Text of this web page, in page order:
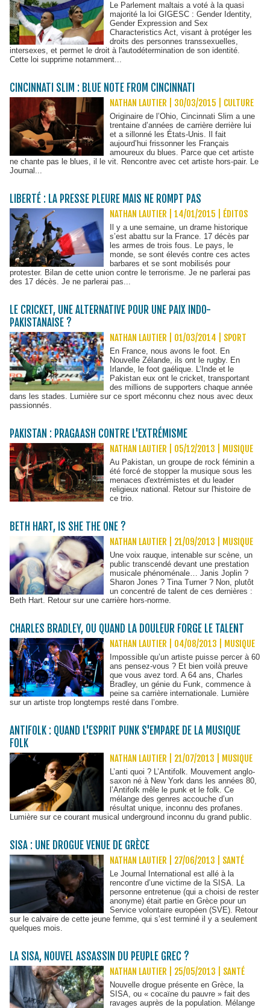
Le Parlement maltais a voté à la quasi
majorité la loi GIGESC : Gender Identity,
Gender Expression and Sex
Characteristics Act, visant à protéger les
droits des personnes transsexuelles,
intersexes, et permet le droit à l'autodétermination de son identité.
Cette loi supprime notamment...
CINCINNATI SLIM : BLUE NOTE FROM CINCINNATI
NATHAN LAUTIER | 30/03/2015 CULTURE
Originaire de l’Ohio, Cincinnati Slim a une
trentaine d’années de carrière derrière lui
et a sillonné les États-Unis. Il fait
aujourd’hui frissonner les Français
amoureux du blues. Parce que cet artiste
ne chante pas le blues, il le vit. Rencontre avec cet artiste hors-pair. Le
Journal...
LIBERTÉ : LA PRESSE PLEURE MAIS NE ROMPT PAS
NATHAN LAUTIER | 14/01/2015 ÉDITOS
Il y a une semaine, un drame historique
s’est abattu sur la France. 17 décès par
les armes de trois fous. Le pays, le
monde, se sont élevés contre ces actes
barbares et se sont mobilisés pour
protester. Bilan de cette union contre le terrorisme. Je ne parlerai pas
des 17 décès. Je ne parlerai pas...
LE CRICKET, UNE ALTERNATIVE POUR UNE PAIX INDO-
PAKISTANAISE ?
NATHAN LAUTIER | 01/03/2014 SPORT
En France, nous avons le foot. En
Nouvelle Zélande, ils ont le rugby. En
Irlande, le foot gaélique. L’Inde et le
Pakistan eux ont le cricket, transportant
des millions de supporters chaque année
dans les stades. Lumière sur ce sport méconnu chez nous avec deux
passionnés.
PAKISTAN : PRAGAASH CONTRE L'EXTRÉMISME
NATHAN LAUTIER | 05/12/2013 MUSIQUE
Au Pakistan, un groupe de rock féminin a
été forcé de stopper la musique sous les
menaces d'extrémistes et du leader
religieux national. Retour sur l'histoire de
ce trio.
BETH HART, IS SHE THE ONE ?
NATHAN LAUTIER | 21/09/2013 MUSIQUE
Une voix rauque, intenable sur scène, un
public transcendé devant une prestation
musicale phénoménale… Janis Joplin ?
Sharon Jones ? Tina Turner ? Non, plutôt
un concentré de talent de ces dernières :
Beth Hart. Retour sur une carrière hors-norme.
CHARLES BRADLEY, OU QUAND LA DOULEUR FORGE LE TALENT
NATHAN LAUTIER | 04/08/2013 MUSIQUE
Impossible qu’un artiste puisse percer à 60
ans pensez-vous ? Et bien voilà preuve
que vous avez tord. A 64 ans, Charles
Bradley, un génie du Funk, commence à
peine sa carrière internationale. Lumière
sur un artiste trop longtemps resté dans l’ombre.
ANTIFOLK : QUAND L'ESPRIT PUNK S'EMPARE DE LA MUSIQUE
FOLK
NATHAN LAUTIER | 21/07/2013 MUSIQUE
L’anti quoi ? L’Antifolk. Mouvement anglo-
saxon né à New York dans les années 80,
l’Antifolk mêle le punk et le folk. Ce
mélange des genres accouche d’un
résultat unique, inconnu des profanes.
Lumière sur ce courant musical underground inconnu du grand public.
SISA : UNE DROGUE VENUE DE GRÈCE
NATHAN LAUTIER | 27/06/2013 SANTÉ
Le Journal International est allé à la
rencontre d’une victime de la SISA. La
personne entretenue (qui a choisi de rester
anonyme) était partie en Grèce pour un
Service volontaire européen (SVE). Retour
sur le calvaire de cette jeune femme, qui s’est terminé il y a seulement
quelques mois.
LA SISA, NOUVEL ASSASSIN DU PEUPLE GREC ?
NATHAN LAUTIER | 25/05/2013 SANTÉ
Nouvelle drogue présente en Grèce, la
SISA, ou « cocaïne du pauvre » fait des
ravages auprès de la population. Mélange